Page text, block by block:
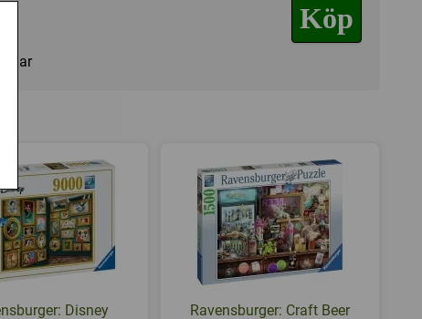
Köp
Disney Ravensburger: Craft Beer